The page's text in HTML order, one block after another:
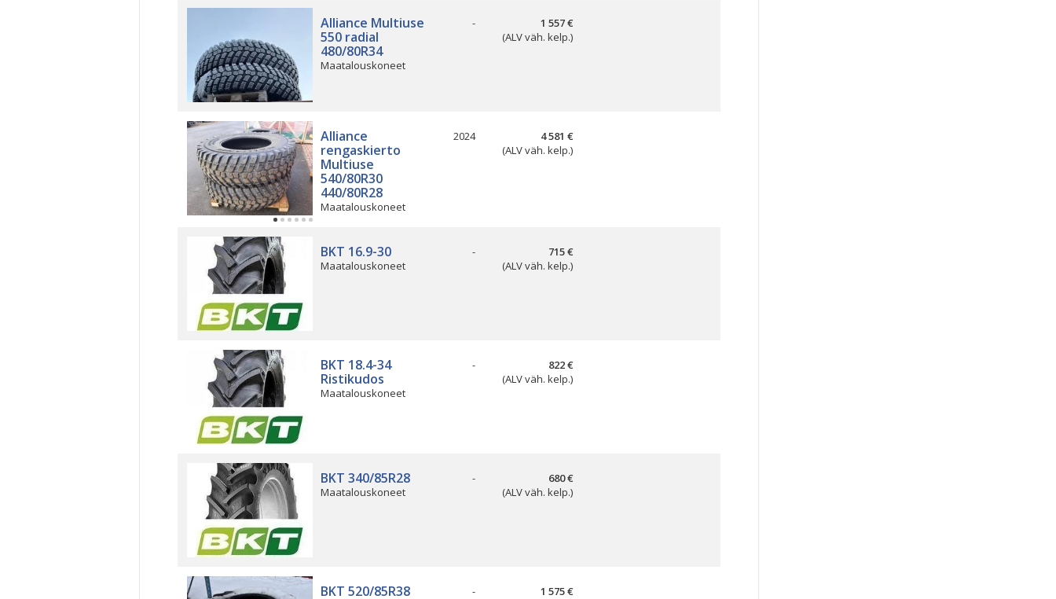
Alliance Multiuse
550 radial
480/80R34
Maatalouskoneet
-
1 557 €
(ALV väh. kelp.)
Alliance
rengaskierto
Multiuse
540/80R30
440/80R28
Maatalouskoneet
2024
4 581 €
(ALV väh. kelp.)
BKT 16.9-30
Maatalouskoneet
-
715 €
(ALV väh. kelp.)
BKT 18.4-34
Ristikudos
Maatalouskoneet
-
822 €
(ALV väh. kelp.)
BKT 340/85R28
Maatalouskoneet
-
680 €
(ALV väh. kelp.)
BKT 520/85R38 -
1 575 €